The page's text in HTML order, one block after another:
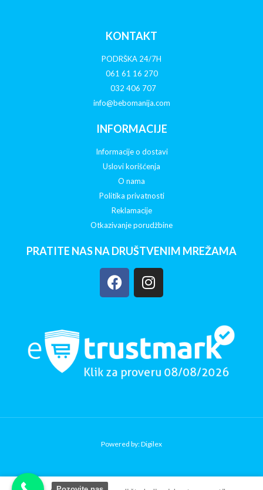
KONTAKT
PODRŠKA 24/7H
061 61 16 270
032 406 707
info@bebomanija.com
INFORMACIJE
Informacije o dostavi
Uslovi korišćenja
O nama
Politika privatnosti
Reklamacije
Otkazivanje porudžbine
PRATITE NAS NA DRUŠTVENIM MREŽAMA
Powered by: Digilex
Copy Verify Installation